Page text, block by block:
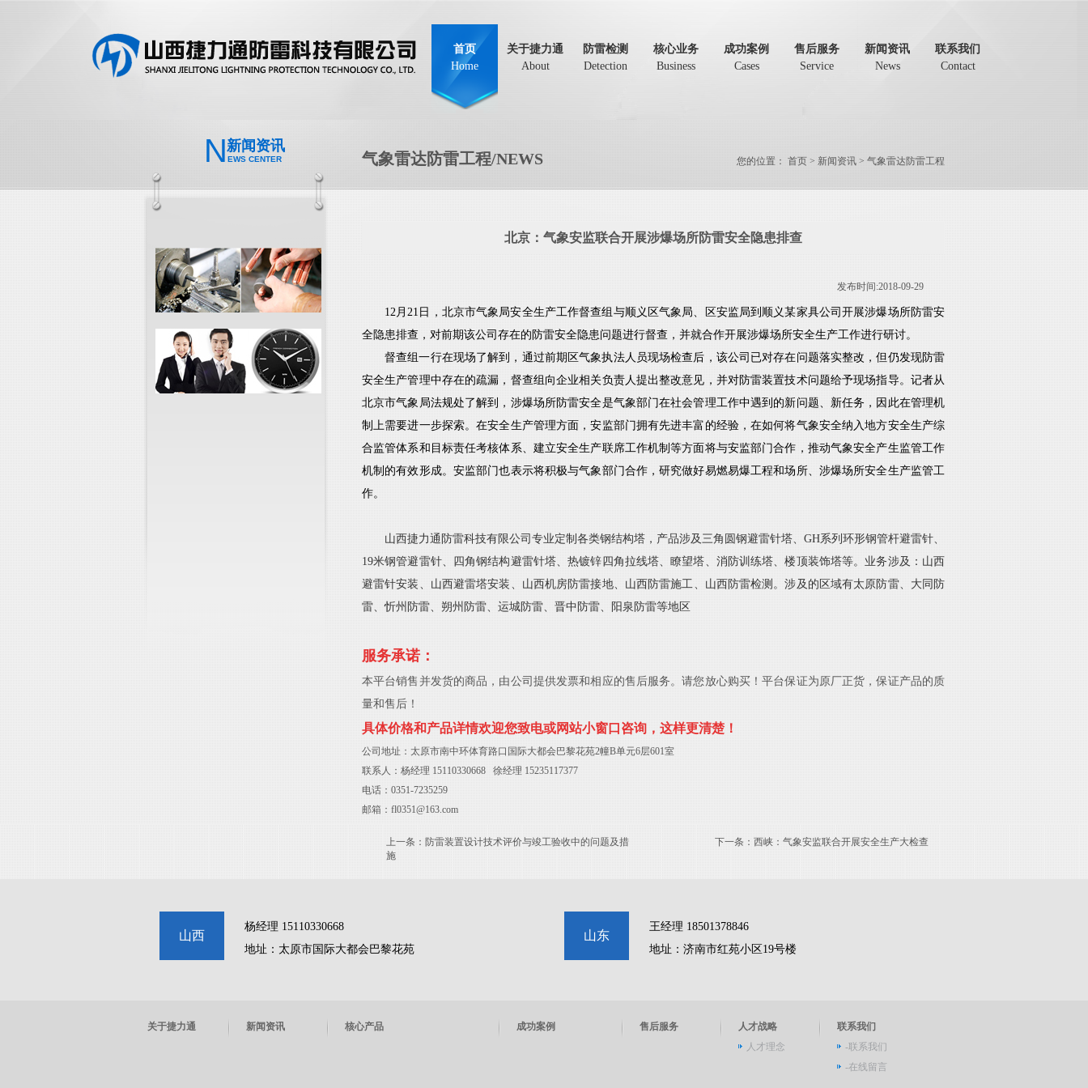
首页
Home
关于捷力通
About
防雷检测
Detection
核心业务
Business
成功案例
Cases
售后服务
Service
新闻资讯
News
联系我们
Contact
NEWS CENTER
新闻资讯
气象雷达防雷工程/NEWS 您的位置： 首页 > 新闻资讯 > 气象雷达防雷工程
北京：气象安监联合开展涉爆场所防雷安全隐患排查
发布时间:2018-09-29
12月21日，北京市气象局安全生产工作督查组与顺义区气象局、区安监局到顺义某家具公司开展涉爆场所防雷安
全隐患排查，对前期该公司存在的防雷安全隐患问题进行督查，并就合作开展涉爆场所安全生产工作进行研讨。
督查组一行在现场了解到，通过前期区气象执法人员现场检查后，该公司已对存在问题落实整改，但仍发现防雷
安全生产管理中存在的疏漏，督查组向企业相关负责人提出整改意见，并对防雷装置技术问题给予现场指导。记者从
北京市气象局法规处了解到，涉爆场所防雷安全是气象部门在社会管理工作中遇到的新问题、新任务，因此在管理机
制上需要进一步探索。在安全生产管理方面，安监部门拥有先进丰富的经验，在如何将气象安全纳入地方安全生产综
合监管体系和目标责任考核体系、建立安全生产联席工作机制等方面将与安监部门合作，推动气象安全产生监管工作
机制的有效形成。安监部门也表示将积极与气象部门合作，研究做好易燃易爆工程和场所、涉爆场所安全生产监管工
作。
山西捷力通防雷科技有限公司专业定制各类钢结构塔，产品涉及三角圆钢避雷针塔、GH系列环形钢管杆避雷针、
19米钢管避雷针、四角钢结构避雷针塔、热镀锌四角拉线塔、瞭望塔、消防训练塔、楼顶装饰塔等。业务涉及：山西
避雷针安装、山西避雷塔安装、山西机房防雷接地、 山西防雷施工 、山西防雷检测。涉及的区域有太原防雷、大同防
雷、忻州防雷、朔州防雷、运城防雷、晋中防雷、阳泉防雷等地区
服务承诺：
本平台销售并发货的商品，由公司提供发票和相应的售后服务。请您放心购买！平台保证为原厂正货，保证产品的质
量和售后！
具体价格和产品详情欢迎您致电或网站小窗口咨询，这样更清楚！
公司地址：太原市南中环体育路口国际大都会巴黎花苑2幢B单元6层601室
联系人：杨经理 15110330668
徐经理 15235117377
电话：0351-7235259
邮箱： fl0351@163.com
上一条： 防雷装置设计技术评价与竣工验收中的问题及措
施
下一条： 西峡：气象安监联合开展安全生产大检查
山西
杨经理 15110330668
地址：太原市国际大都会巴黎花苑
山东
王经理 18501378846
地址：济南市红苑小区19号楼
关于捷力通 新闻资讯 核心产品 成功案例 售后服务
人才战略
人才理念
联系我们
-联系我们
-在线留言